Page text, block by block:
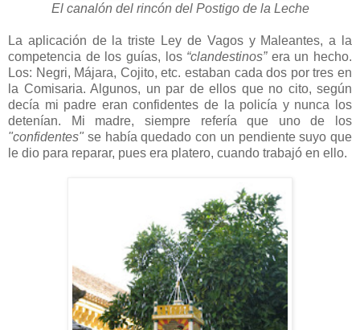
El canalón del rincón del Postigo de la Leche
La aplicación de la triste Ley de Vagos y Maleantes, a la
competencia de los guías, los “clandestinos”era un hecho.
Los: Negri, Májara, Cojito, etc. estaban cada dos por tres en
la Comisaria. Algunos, un par de ellos que no cito, según
decía mi padre eran confidentes de la policía y nunca los
detenían. Mi madre, siempre refería que uno de los
"confidentes" se había quedado con un pendiente suyo que
le dio para reparar, pues era platero, cuando trabajó en ello.